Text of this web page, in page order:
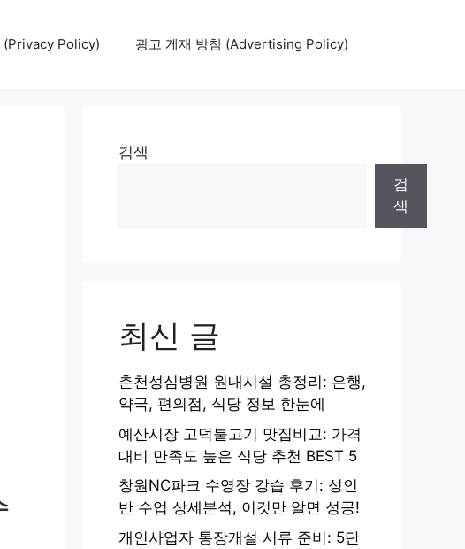
(Privacy Policy) 광고 게재 방침 (Advertising Policy)
검색
검
색
최신 글
춘천성심병원 원내시설 총정리: 은행,
약국, 편의점, 식당 정보 한눈에
예산시장 고덕불고기 맛집비교: 가격
대비 만족도 높은 식당 추천 BEST 5
창원NC파크 수영장 강습 후기: 성인
반 수업 상세분석, 이것만 알면 성공!
개인사업자 통장개설 서류 준비: 5단